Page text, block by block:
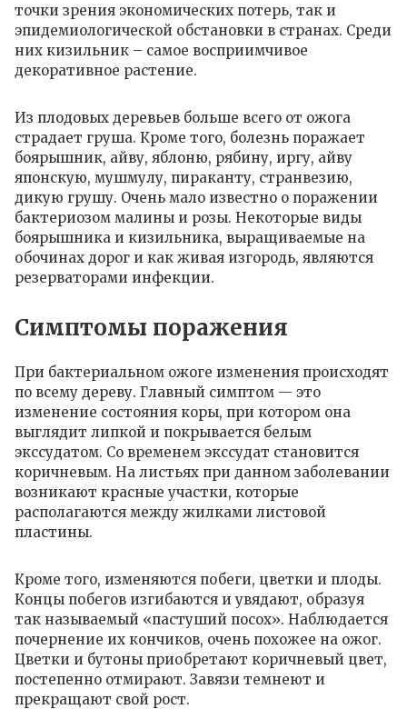
точки зрения экономических потерь, так и
эпидемиологической обстановки в странах. Среди
них кизильник – самое восприимчивое
декоративное растение.
Из плодовых деревьев больше всего от ожога
страдает груша. Кроме того, болезнь поражает
боярышник, айву, яблоню, рябину, иргу, айву
японскую, мушмулу, пираканту, странвезию,
дикую грушу. Очень мало известно о поражении
бактериозом малины и розы. Некоторые виды
боярышника и кизильника, выращиваемые на
обочинах дорог и как живая изгородь, являются
резерваторами инфекции.
Симптомы поражения
При бактериальном ожоге изменения происходят
по всему дереву. Главный симптом — это
изменение состояния коры, при котором она
выглядит липкой и покрывается белым
экссудатом. Со временем экссудат становится
коричневым. На листьях при данном заболевании
возникают красные участки, которые
располагаются между жилками листовой
пластины.
Кроме того, изменяются побеги, цветки и плоды.
Концы побегов изгибаются и увядают, образуя
так называемый «пастуший посох». Наблюдается
почернение их кончиков, очень похожее на ожог.
Цветки и бутоны приобретают коричневый цвет,
постепенно отмирают. Завязи темнеют и
прекращают свой рост.